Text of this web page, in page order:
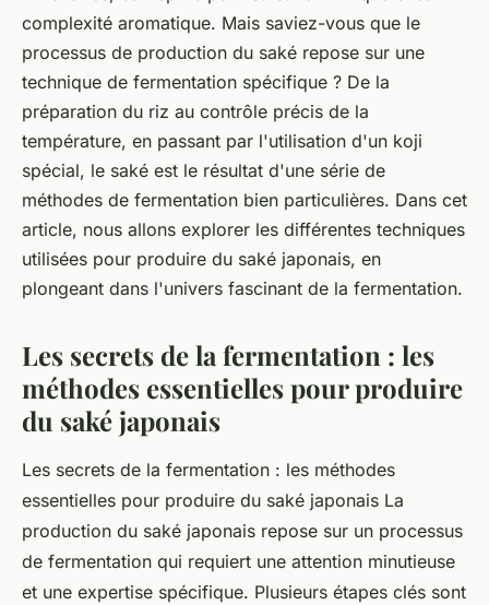
complexité aromatique. Mais saviez-vous que le
processus de production du saké repose sur une
technique de fermentation spécifique ? De la
préparation du riz au contrôle précis de la
température, en passant par l'utilisation d'un koji
spécial, le saké est le résultat d'une série de
méthodes de fermentation bien particulières. Dans cet
article, nous allons explorer les différentes techniques
utilisées pour produire du saké japonais, en
plongeant dans l'univers fascinant de la fermentation.
Les secrets de la fermentation : les
méthodes essentielles pour produire
du saké japonais
Les secrets de la fermentation : les méthodes
essentielles pour produire du saké japonais La
production du saké japonais repose sur un processus
de fermentation qui requiert une attention minutieuse
et une expertise spécifique. Plusieurs étapes clés sont